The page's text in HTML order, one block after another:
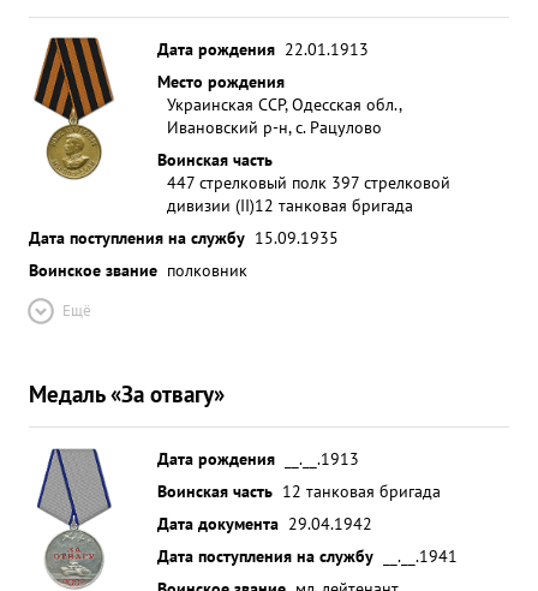
Дата рождения 22.01.1913
Место рождения
Украинская ССР, Одесская обл.,
Ивановский р-н, с. Рацулово
Воинская часть
447 стрелковый полк 397 стрелковой
дивизии (II)12 танковая бригада
Дата поступления на службу 15.09.1935
Воинское звание полковник
Ещё
Медаль «За отвагу»
Дата рождения
__.__.1913
Воинская часть 12 танковая бригада
Дата документа 29.04.1942
Дата поступления на службу
__.__.1941